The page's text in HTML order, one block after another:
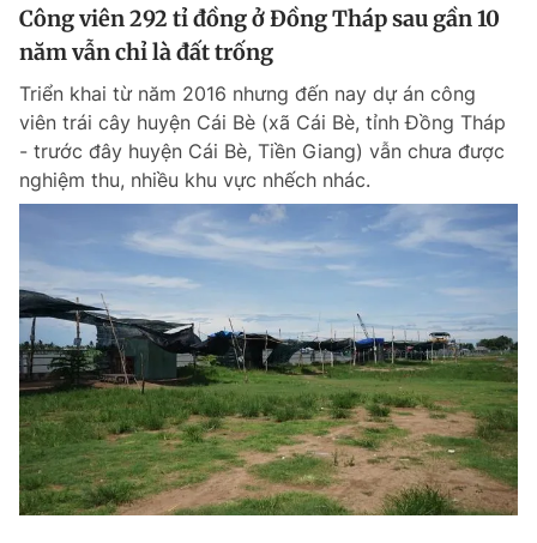
Công viên 292 tỉ đồng ở Đồng Tháp sau gần 10
năm vẫn chỉ là đất trống
Triển khai từ năm 2016 nhưng đến nay dự án công
viên trái cây huyện Cái Bè (xã Cái Bè, tỉnh Đồng Tháp
- trước đây huyện Cái Bè, Tiền Giang) vẫn chưa được
nghiệm thu, nhiều khu vực nhếch nhác.